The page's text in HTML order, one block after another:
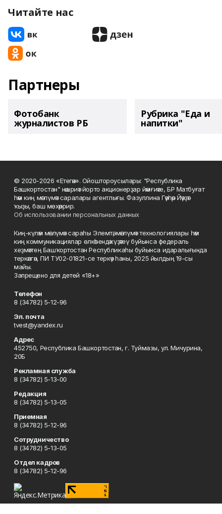
Читайте нас
Партнеры
Фотобанк
журналистов РБ
Рубрика "Еда и
напитки"
© 2020-2026 «Етегән». Ойоштороусылары: "Республика
Башкортостан" нәшриәт йорто акционерҙар йәмғиәте, БР Матбуғат
һәм киң мәғлүмәт саралары агентлығы. Фазуллина Гәүһәр Йәүҙәт
ҡыҙы, баш мөхәррир.
Об использовании персональных данных
Киң-күләм мәғлүмәт сараһы Элемтә, мәғлүмәт технологиялары һәм
киң коммуникациялар өлкәһендә күҙәтеү буйынса федераль
хеҙмәттең Башҡортостан Республикаһы буйынса идаралығында
теркәлгән, ПИ ТУ02-01821-се теркәү һаны, 2025 йылдың 19-сы
майы.
Запрещено для детей «18+»
Телефон
8 (34782) 5-12-96
Эл. почта
tvest@yandex.ru
Адрес
452750, Республика Башкортостан, г. Туймазы, ул. Мичурина,
20Б
Рекламная служба
8 (34782) 5-13-00
Редакция
8 (34782) 5-13-05
Приемная
8 (34782) 5-12-96
Сотрудничество
8 (34782) 5-13-05
Отдел кадров
8 (34782) 5-12-96